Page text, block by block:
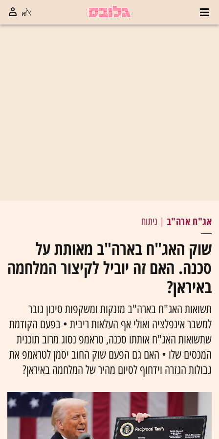
אג"ח ארה"ב | ניתוח
שוק האג"ח בארה"ב מאותת על
סכנה. האם זה יוביל לקיצור המלחמה
באיראן?
תשואות האג"ח בארה"ב מזנקות ומשקפות סיכון גובר
למשבר אינפלציה ואולי אף העלאות ריבית • בפעם הקודמת
שתשואות האג"ח אותתו סכנה, טראמפ נסוג מרוב תוכנית
המכסים שלו • האם גם הפעם שוק החוב יסמן לטראמפ את
גבולות הגזרה וידחוף לסיום מהיר של המלחמה באיראן?